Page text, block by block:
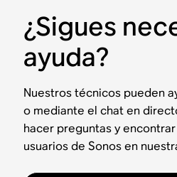
¿Sigues
ayuda?
Nuestros técnicos pueden
o mediante el chat en
hacer preguntas y
usuarios de Sonos en